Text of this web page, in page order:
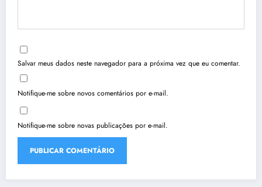
Salvar meus dados neste navegador para a próxima vez que eu comentar.
Notifique-me sobre novos comentários por e-mail.
Notifique-me sobre novas publicações por e-mail.